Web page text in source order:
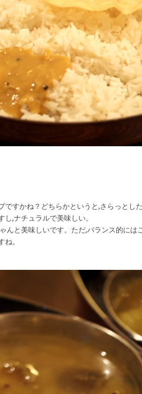
ですかね？どちらかというと,さらっとし
,ナチュラルで美味しい。
んと美味しいです。ただ,バランス的には
ね。